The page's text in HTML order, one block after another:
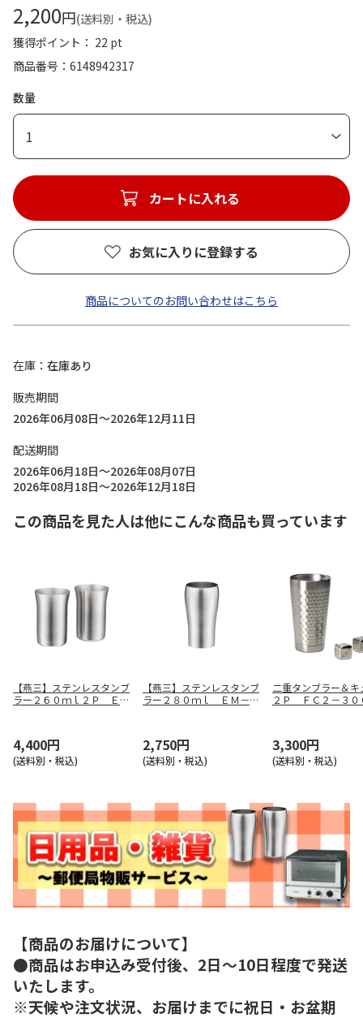
2,200円(送料別・税込)
獲得ポイント： 22 pt
商品番号
6148942317
数量
1
カートに入れる
お気に入りに登録する
商品についてのお問い合わせはこちら
在庫
在庫あり
販売期間
2026年06月08日～2026年12月11日
配送期間
2026年06月18日～2026年08月07日
2026年08月18日～2026年12月18日
この商品を見た人は他にこんな商品も買っています
【燕三】ステンレスタンブ
ラー２６０ｍｌ２Ｐ ＥＭ
4,400円
(送料別・税込)
【燕三】ステンレスタンブ
ラー２８０ｍｌ ＥＭ－０
2,750円
(送料別・税込)
二重タンブラー＆キ
２Ｐ ＦＣ２－３０
3,300円
(送料別・税込)
【商品のお届けについて】
●商品はお申込み受付後、2日～10日程度で発送
いたします。
※天候や注文状況、お届けまでに祝日・お盆期